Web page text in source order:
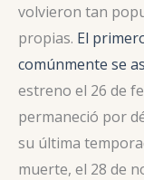
volvieron tan
propias. El
comúnmente se
estreno el 26 de
permaneció por
su última
muerte, el 28 de